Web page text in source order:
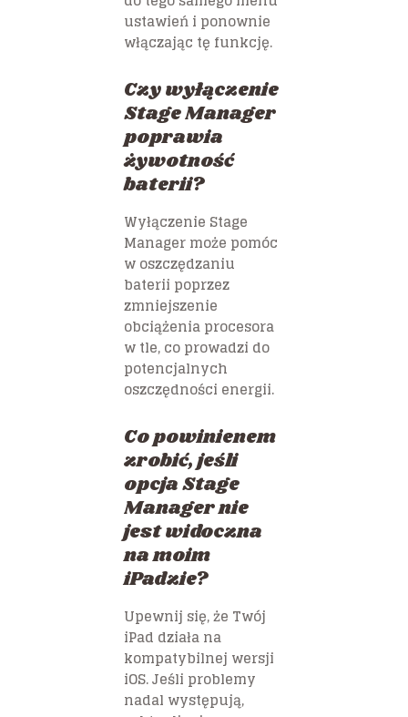
ustawień i ponownie
włączając tę funkcję.
Czy wyłączenie
Stage Manager
poprawia
żywotność
baterii?
Wyłączenie Stage
Manager może pomóc
w oszczędzaniu
baterii poprzez
zmniejszenie
obciążenia procesora
w tle, co prowadzi do
potencjalnych
oszczędności energii.
Co powinienem
zrobić, jeśli
opcja Stage
Manager nie
jest widoczna
na moim
iPadzie?
Upewnij się, że Twój
iPad działa na
kompatybilnej wersji
iOS. Jeśli problemy
nadal występują,